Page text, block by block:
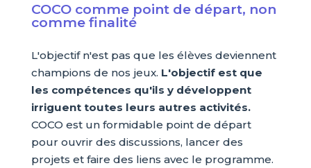
COCO comme point de départ, non
comme finalité
L'objectif n'est pas que les élèves deviennent
champions de nos jeux. L'objectif est que
les compétences qu'ils y développent
irriguent toutes leurs autres activités.
COCO est un formidable point de départ
pour ouvrir des discussions, lancer des
projets et faire des liens avec le programme.